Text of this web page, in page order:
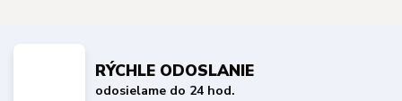
RÝCHLE ODOSLANIE
odosielame do 24 hod.